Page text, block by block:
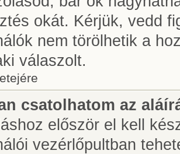
okát. Kérjük, vedd
nem törölhetik a
válaszolt.
csatolhatom az
először el kell
vezérlőpultban